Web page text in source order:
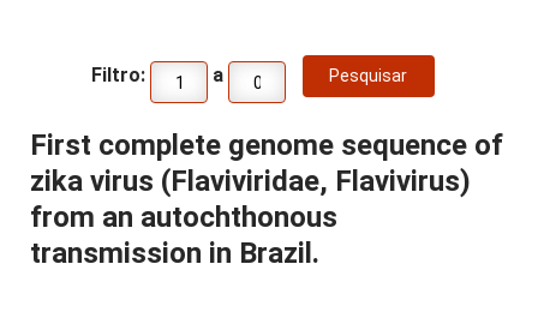
Filtro: a
First complete genome sequence of
zika virus (Flaviviridae, Flavivirus)
from an autochthonous
transmission in Brazil.